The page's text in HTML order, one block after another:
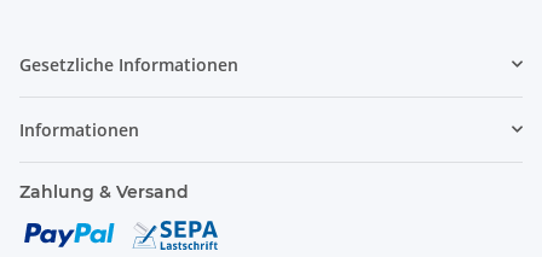
Gesetzliche Informationen
Informationen
Zahlung & Versand